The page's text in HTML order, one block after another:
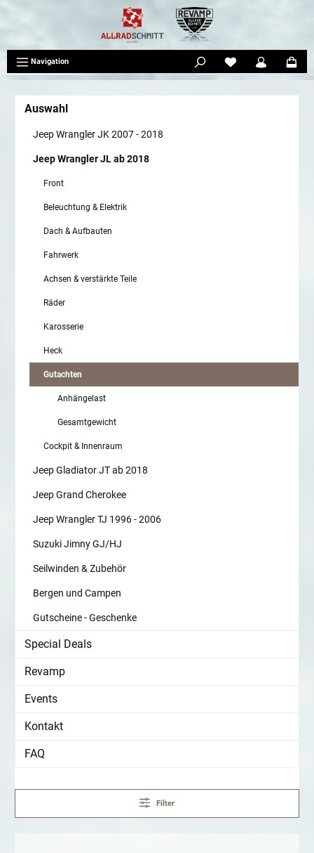
Navigation
Auswahl
Jeep Wrangler JK 2007 - 2018
Jeep Wrangler JL ab 2018
Front
Beleuchtung & Elektrik
Dach & Aufbauten
Fahrwerk
Achsen & verstärkte Teile
Räder
Karosserie
Heck
Gutachten
Anhängelast
Gesamtgewicht
Cockpit & Innenraum
Jeep Gladiator JT ab 2018
Jeep Grand Cherokee
Jeep Wrangler TJ 1996 - 2006
Suzuki Jimny GJ/HJ
Seilwinden & Zubehör
Bergen und Campen
Gutscheine - Geschenke
Special Deals
Revamp
Events
Kontakt
FAQ
Filter